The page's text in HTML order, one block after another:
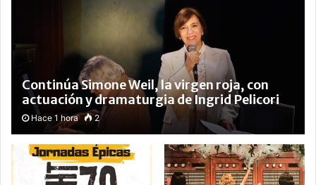
Continúa Simone Weil, la virgen roja, con
actuación y dramaturgia de Ingrid Pelicori
Hace 1 hora 2